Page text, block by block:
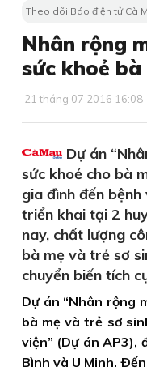
Theo dõi Báo điện tử Cà
Nhân rộng
sức khoẻ
21 tháng 07 2016 16:08
Dự án
sức khoẻ cho bà
gia đình đến
triển khai tại 2
nay, chất lượng
bà mẹ và trẻ sơ
chuyển biến tích
Dự án “Nhân rộng
bà mẹ và trẻ sơ
viện” (Dự án AP3),
Bình và U Minh.